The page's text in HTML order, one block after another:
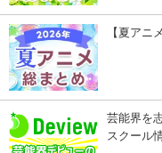
【夏アニ
芸能界を
スクール